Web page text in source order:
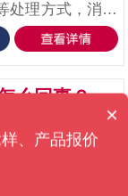
处理方式，消除
质，然后进行排
避免直接排放的
必要的。污水中
表面聚集了很多
涂料起泡泡怎么回事？用涂料消泡剂
，人类的日常生
消泡剂有哪些种类？
×
、产品报价